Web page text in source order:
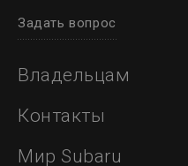
Задать вопрос
Владельцам
Контакты
Мир Subaru